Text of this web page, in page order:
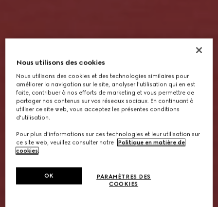
Nous utilisons des cookies
Nous utilisons des cookies et des technologies similaires pour
améliorer la navigation sur le site, analyser l'utilisation qui en est
faite, contribuer à nos efforts de marketing et vous permettre de
partager nos contenus sur vos réseaux sociaux. En continuant à
utiliser ce site web, vous acceptez les présentes conditions
d'utilisation.
Pour plus d'informations sur ces technologies et leur utilisation sur
ce site web, veuillez consulter notre
Politique en matière de
cookies.
PARAMÈTRES DES
COOKIES
OK